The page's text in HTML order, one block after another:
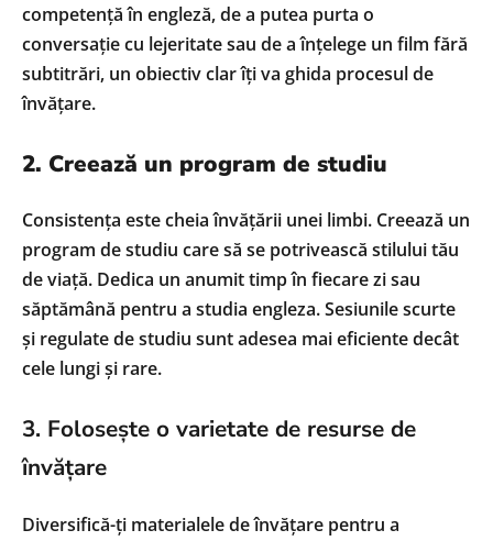
competență în engleză, de a putea purta o
conversație cu lejeritate sau de a înțelege un film fără
subtitrări, un obiectiv clar îți va ghida procesul de
învățare.
2. Creează un program de studiu
Consistența este cheia învățării unei limbi. Creează un
program de studiu care să se potrivească stilului tău
de viață. Dedica un anumit timp în fiecare zi sau
săptămână pentru a studia engleza. Sesiunile scurte
și regulate de studiu sunt adesea mai eficiente decât
cele lungi și rare.
3. Folosește o varietate de resurse de
învățare
Diversifică-ți materialele de învățare pentru a